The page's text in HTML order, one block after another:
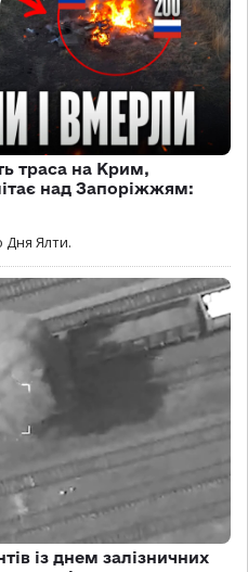
траса на Крим,
над Запоріжжям:
Дня Ялти.
із днем залізничних